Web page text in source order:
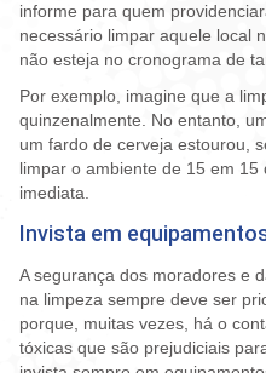
informe para quem
necessário limpar aquele local
não esteja no cronograma de
Por exemplo, imagine que a
quinzenalmente. No entanto,
um fardo de cerveja estourou,
limpar o ambiente de 15 em 15
imediata.
Invista em
A segurança dos moradores e
na limpeza sempre deve ser
porque, muitas vezes, há o
tóxicas que são prejudiciais